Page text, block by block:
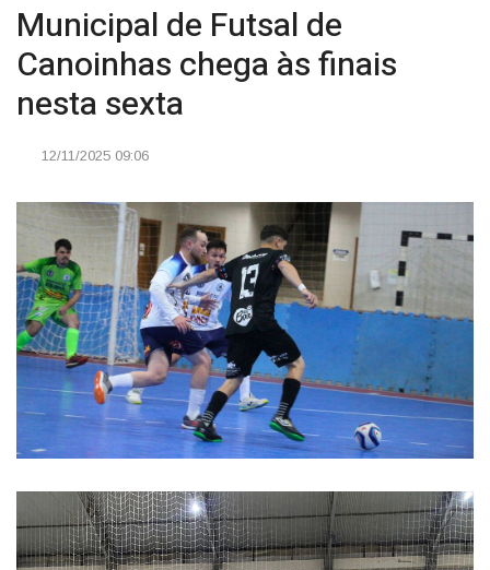
Municipal de Futsal de
Canoinhas chega às finais
nesta sexta
12/11/2025 09:06